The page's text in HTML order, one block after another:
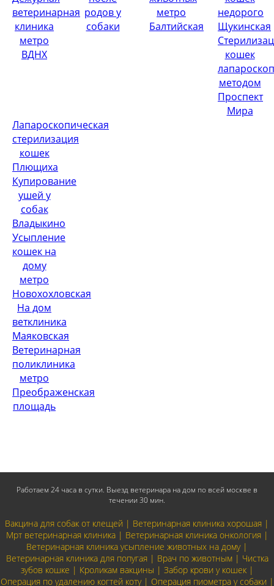
ветеринарная
клиника
метро
ВДНХ
родов у
собаки
метро
Балтийская
недорого
Щукинская
кошек
методом
Проспект
Мира
Лапароскопическая
стерилизация
кошек
Плющиха
Купирование
ушей у
собак
Владыкино
Усыпление
кошек на
дому
метро
Новохохловская
На дом
ветклиника
Маяковская
Ветеринарная
поликлиника
метро
Преображенская
площадь
Работаем 24 часа в сутки. Выезд ветеринара на дом по всей москве в
течении 30 мин.
Вакцина для собак от клещей | Ветеринарная клиника хорошая |
Мрт ветеринарная клиника | Ветеринарная клиника онкология |
Ветеринарная клиника усыпление животных на дому |
Ветеринарная клиника для попугая | Врач по животным | Чистка
зубов кошке | Кроликам вакцины | Забор крови у кошек |
Операция по удалению когтей коту | Операция пиометра у собаки |